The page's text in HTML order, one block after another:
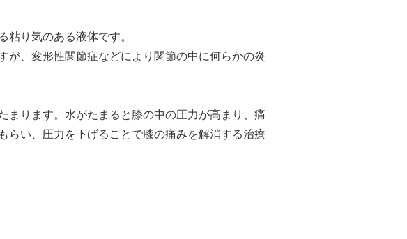
り気のある液体です。
が、変形性関節症などにより関節の中に何らかの炎
まります。水がたまると膝の中の圧力が高まり、痛
らい、圧力を下げることで膝の痛みを解消する治療